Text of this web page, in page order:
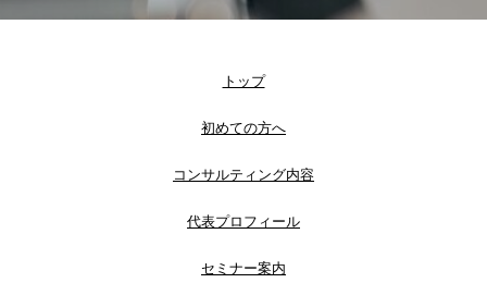
トップ
初めての方へ
コンサルティング内容
代表プロフィール
セミナー案内